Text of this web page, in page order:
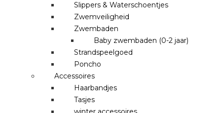
Slippers & Waterschoentjes
Zwemveiligheid
Zwembaden
Baby zwembaden (0-2 jaar)
Strandspeelgoed
Poncho
Accessoires
Haarbandjes
Tasjes